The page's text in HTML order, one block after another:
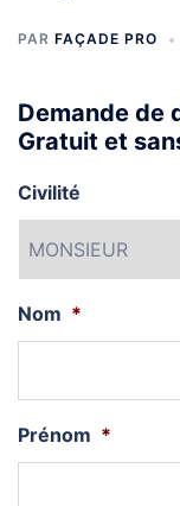
PAR FAÇADE PRO
Demande de
Gratuit et
Civilité
Nom *
Prénom *